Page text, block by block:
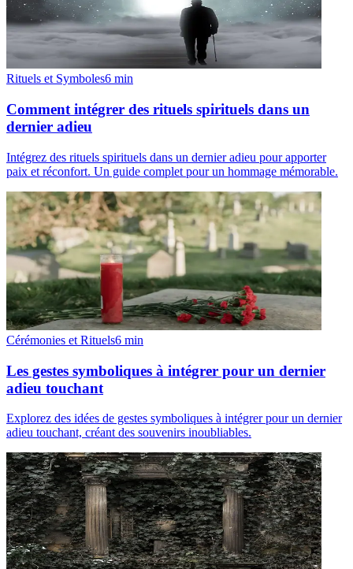
Rituels et Symboles6 min
Comment intégrer des rituels spirituels dans un
dernier adieu
Intégrez des rituels spirituels dans un dernier adieu pour apporter
paix et réconfort. Un guide complet pour un hommage mémorable.
Cérémonies et Rituels6 min
Les gestes symboliques à intégrer pour un dernier
adieu touchant
Explorez des idées de gestes symboliques à intégrer pour un dernier
adieu touchant, créant des souvenirs inoubliables.